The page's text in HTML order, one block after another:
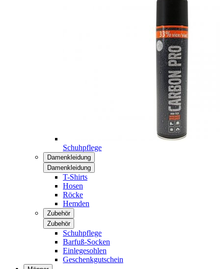
Schuhpflege
Damenkleidung
Damenkleidung
T-Shirts
Hosen
Röcke
Hemden
Zubehör
Zubehör
Schuhpflege
Barfuß-Socken
Einlegesohlen
Geschenkgutschein